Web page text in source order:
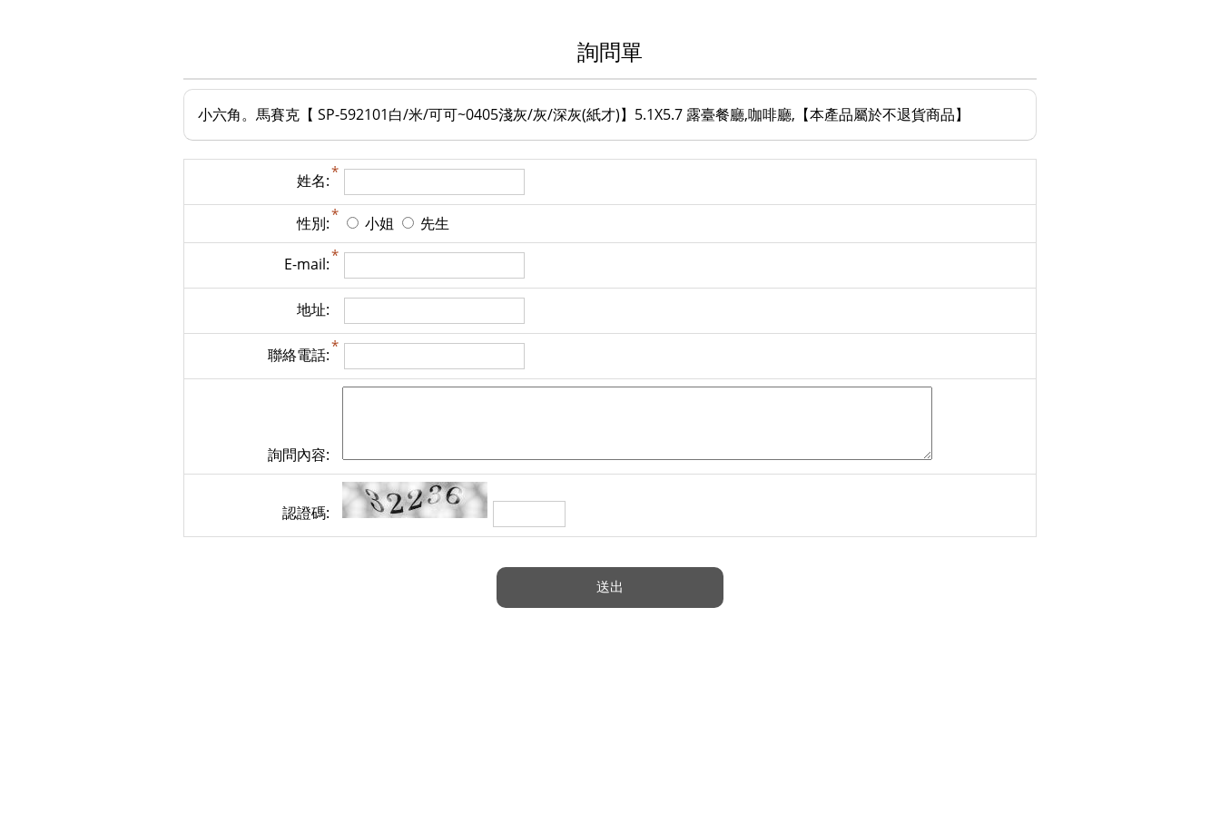
詢問單
小六角。馬賽克【 SP-592101白/米/可可~0405淺灰/灰/深灰(紙才)】5.1X5.7 露臺餐廳,咖啡廳,【本產品屬於不退貨商品】
姓名:
性別: 小姐 先生
E-mail:
地址:
聯絡電話:
詢問內容:
認證碼: